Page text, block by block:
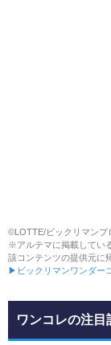
©LOTTE/ビックリマンプ
※アルテマに掲載してい
該コンテンツの提供元に
▶ビックリマンワンダー
ワンコレの注目